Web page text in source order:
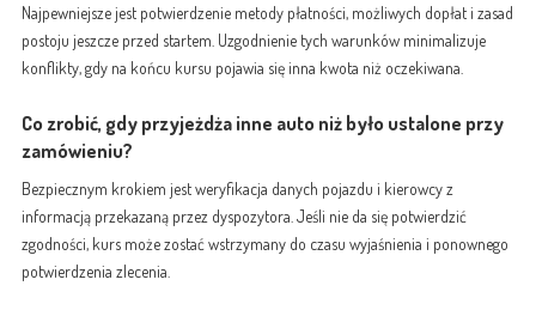
Najpewniejsze jest potwierdzenie metody płatności, możliwych dopłat i zasad
postoju jeszcze przed startem. Uzgodnienie tych warunków minimalizuje
konflikty, gdy na końcu kursu pojawia się inna kwota niż oczekiwana.
Co zrobić, gdy przyjeżdża inne auto niż było ustalone przy
zamówieniu?
Bezpiecznym krokiem jest weryfikacja danych pojazdu i kierowcy z
informacją przekazaną przez dyspozytora. Jeśli nie da się potwierdzić
zgodności, kurs może zostać wstrzymany do czasu wyjaśnienia i ponownego
potwierdzenia zlecenia.